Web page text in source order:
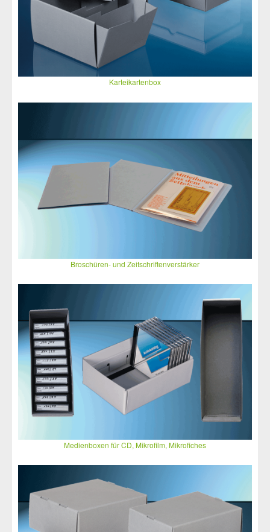
Karteikartenbox
Broschüren- und Zeitschriftenverstärker
Medienboxen für CD, Mikrofilm, Mikrofiches